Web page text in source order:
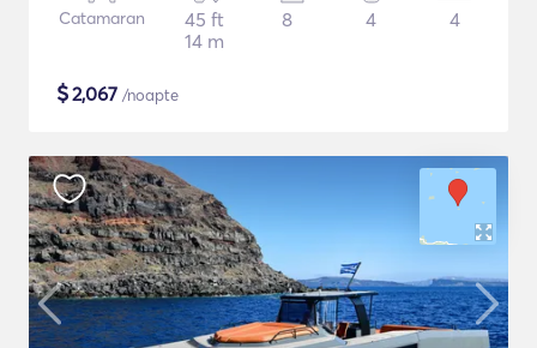
Catamaran
45 ft
14 m
8 4 4
$2,067 /noapte